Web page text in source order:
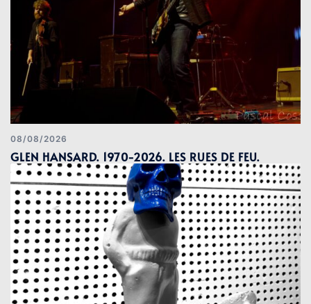
08/08/2026
GLEN HANSARD. 1970-2026. LES RUES DE FEU.